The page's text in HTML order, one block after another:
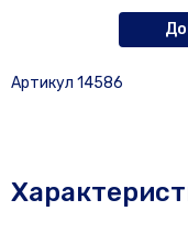
Артикул 14586